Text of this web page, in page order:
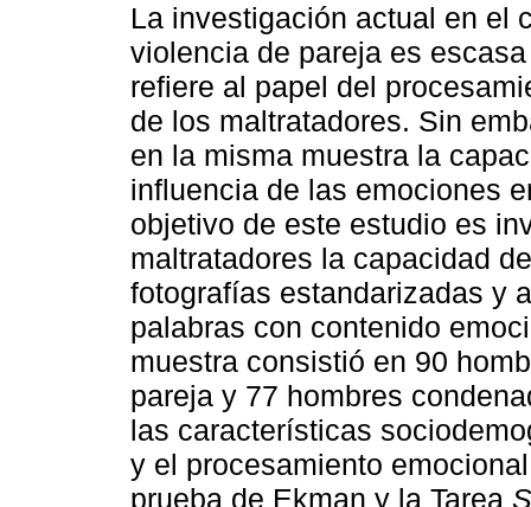
La investigación actual en el
violencia de pareja es
refiere al papel del
de los maltratadores. Sin
en la misma muestra la
influencia de las emociones
objetivo de este estudio es
maltratadores la capacidad
fotografías estandarizadas y
palabras con contenido
muestra consistió en 90
pareja y 77 hombres
las características
y el procesamiento
prueba de Ekman y la Tarea